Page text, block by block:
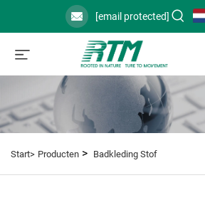
[email protected]
Start> Producten > Badkleding Stof